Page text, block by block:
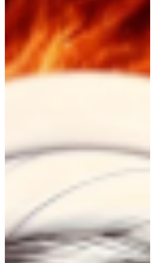
últimas exponentes de las izquierd